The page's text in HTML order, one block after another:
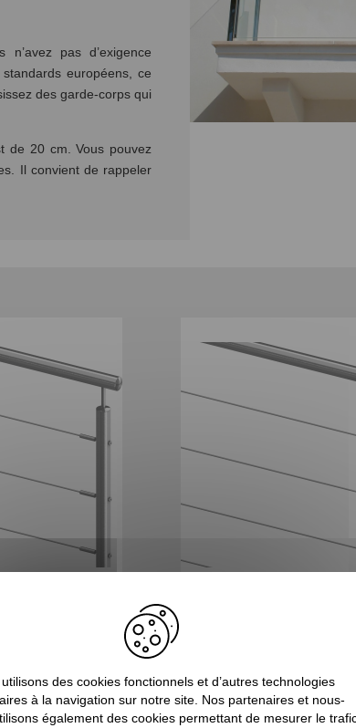
pas d’exigence
européens, ce
des garde-corps qui
de 20 cm. Vous pouvez
Il convient de rappeler
inox sur mesure
des cookies fonctionnels et d’autres technologies
à la navigation sur notre site. Nos partenaires et nous-
également des cookies permettant de mesurer le